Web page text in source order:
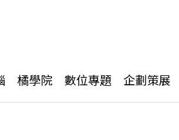
橘學院 數位專題 企劃策展